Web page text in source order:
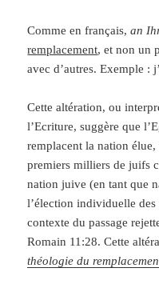
Comme en français,an
remplacement, et non un
avec d’autres. Exemple :
Cette altération, ou
l’Ecriture, suggère que
remplacent la nation
premiers milliers de juifs
nation juive (en tant que
l’élection individuelle des
contexte du passage
Romain 11:28. Cette
théologie du